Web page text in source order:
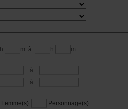
h m à h m
à
à
Femme(s)
Personnage(s)